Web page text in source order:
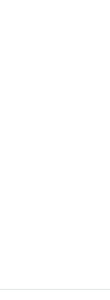
de cuello ancho